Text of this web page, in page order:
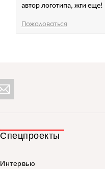
автор логотипа, жги еще!
Пожаловаться
Спецпроекты
Интервью